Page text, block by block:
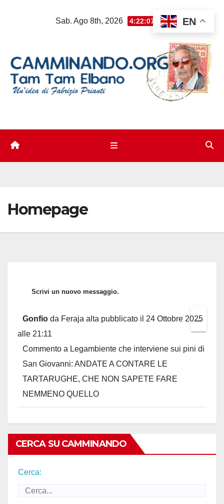
Sab. Ago 8th, 2026 4:22:08 AM
Homepage
Gonfio da Feraja alta pubblicato il 24 Ottobre 2025
alle 21:11
Commento a Legambiente che interviene sui pini di
San Giovanni: ANDATE A CONTARE LE
TARTARUGHE, CHE NON SAPETE FARE
NEMMENO QUELLO
...Toggle
this
CERCA SU CAMMINANDO
Cerca:
EN